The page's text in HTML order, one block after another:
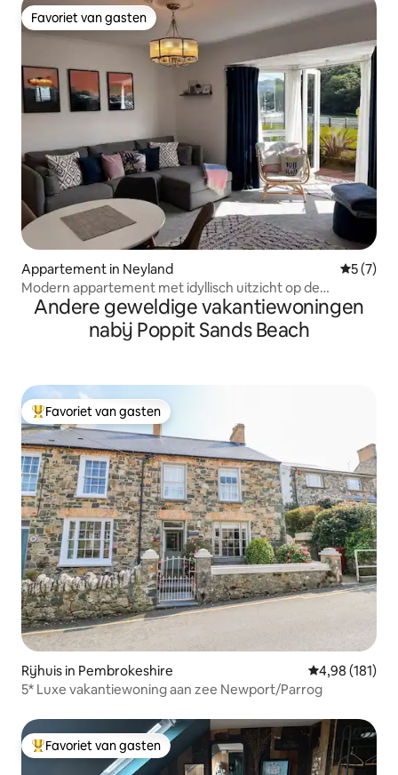
Favoriet van gasten
Favoriet van gasten
Appartement in Neyland
5 (7)
Modern appartement met idyllisch uitzicht op de
jachthaven
Andere geweldige vakantiewoningen
nabij Poppit Sands Beach
Topfavoriet van gasten
Favoriet van gasten
Rijhuis in Pembrokeshire Gemiddelde
4,98 (181)
5* Luxe vakantiewoning aan zee Newport/Parrog
Topfavoriet van gasten
Favoriet van gasten